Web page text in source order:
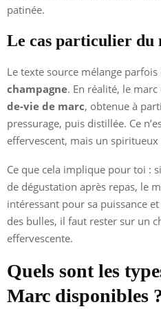
patinée.
Le cas particulier du
Le texte source mélange
champagne. En réalité, le
de-vie de marc, obtenue à
pressurage, puis distillée. Ce
effervescent, mais un
Ce que cela implique pour toi :
de dégustation après repas, le
intéressant pour sa puissance
des bulles, il faut rester sur un
effervescente.
Quels sont les
Marc disponibles